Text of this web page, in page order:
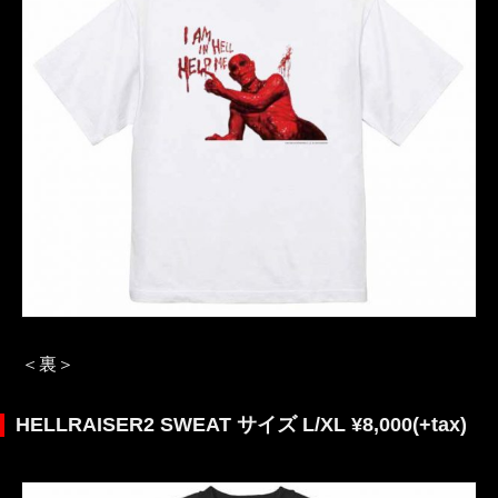
＜裏＞
HELLRAISER2 SWEAT サイズ L/XL ¥8,000(+tax)